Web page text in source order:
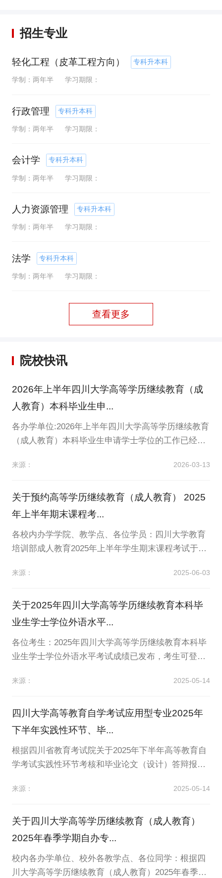
招生专业
轻化工程（皮革工程方向） 专科升本科
学制：两年半 学习期限：
行政管理 专科升本科
学制：两年半 学习期限：
会计学 专科升本科
学制：两年半 学习期限：
人力资源管理 专科升本科
学制：两年半 学习期限：
法学 专科升本科
学制：两年半 学习期限：
查看更多
院校快讯
2026年上半年四川大学高等学历继续教育（成
人教育）本科毕业生申...
各办学单位:2026年上半年四川大学高等学历继续教育
（成人教育）本科毕业生申请学士学位的工作已经开
权与授予管理办法〉的通知》（学位〔2019〕20
省学士学位授权与授予管理实施细则)的通知》（川学
位〔2022〕5号）、《关于做好本科毕业论文（设...
来源： 2026-03-13
关于预约高等学历继续教育（成人教育） 2025
年上半年期末课程考...
各校内办学学院、教学点、各位学员：四川大学教育
培训部成人教育2025年上半年学生期末课程考试于6
进一步规范和完善考试组织和管理工作，严格考试纪
作，现就2025年上半年期末课程考试预约安排通知如
下：一、考试预约时间：2025年6月4日—2025年6月
来源： 2025-06-03
关于2025年四川大学高等学历继续教育本科毕
业生学士学位外语水平...
各位考生：2025年四川大学高等学历继续教育本科毕
业生学士学位外语水平考试成绩已发布，考生可登陆
wy.jsp，考生也可从学院官网首页学习专栏进入“川大
绩管理”查询本次考试成绩。对考试成绩有异议的考
生，可于2025年5月21日17：00前将申...
来源： 2025-05-14
四川大学高等教育自学考试应用型专业2025年
下半年实践性环节、毕...
根据四川省教育考试院关于2025年下半年高等教育自
学考试实践性环节考核和毕业论文（设计）答辩报考
业2025年下半年实践环节、毕业论文（设计）答辩工
025年5月19日9:00至23日17:00（逾期不再组织补
报）。二、报考资格（一）实践性环节考核：考生
来源： 2025-05-14
关于四川大学高等学历继续教育（成人教育）
2025年春季学期自办专...
校内各办学单位、校外各教学点、各位同学：根据四
川大学高等学历继续教育（成人教育）2025年春季学